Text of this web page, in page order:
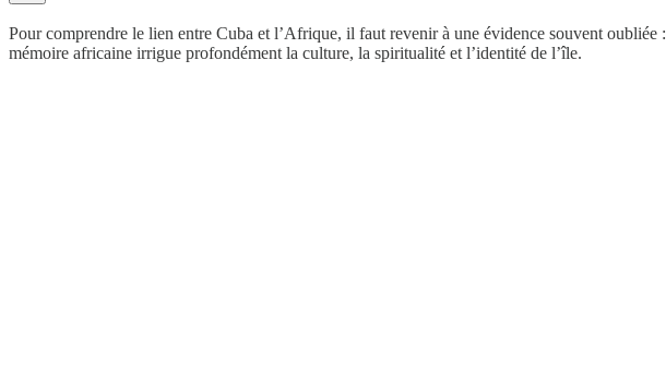
Pour comprendre le lien entre Cuba et l’Afrique, il faut revenir à une évidence souvent oubliée :
mémoire africaine irrigue profondément la culture, la spiritualité et l’identité de l’île.